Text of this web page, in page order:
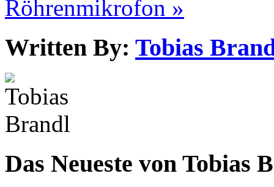
Röhrenmikrofon »
Written By: Tobias
Das Neueste von Tobias